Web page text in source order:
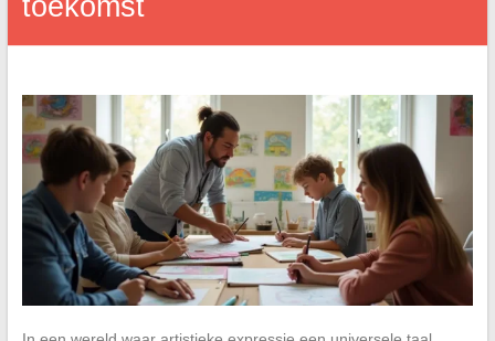
toekomst